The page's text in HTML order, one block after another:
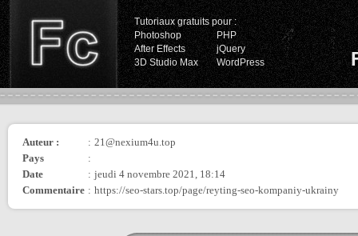
Tutoriaux gratuits pour :
Photoshop
PHP
After Effects
jQuery
3D Studio Max
WordPress
Auteur : : 21@nexium4u.top
Pays
:
Date
: jeudi 4 novembre 2021, 18:14
Commentaire : https://seo-stars.top/page/reyting-seo-kompaniy-ukrainy